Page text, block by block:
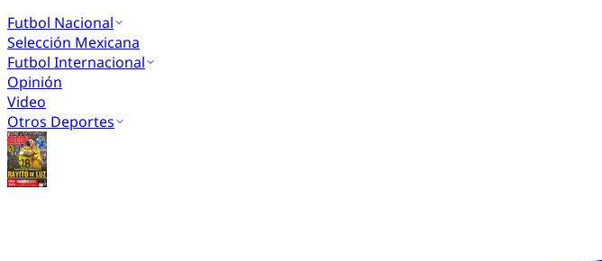
Futbol Nacional
Selección Mexicana
Futbol Internacional
Opinión
Video
Otros Deportes